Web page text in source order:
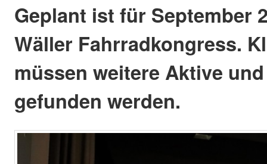
Geplant ist für September
Wäller Fahrradkongress.
müssen weitere Aktive
gefunden werden.